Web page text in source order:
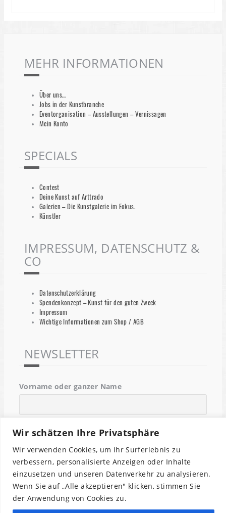
Wir schätzen Ihre Privatsphäre
Wir verwenden Cookies, um Ihr Surferlebnis zu
verbessern, personalisierte Anzeigen oder Inhalte
einzusetzen und unseren Datenverkehr zu analysieren.
Wenn Sie auf „Alle akzeptieren" klicken, stimmen Sie
der Anwendung von Cookies zu.
MEHR INFORMATIONEN
Über uns…
Jobs in der Kunstbranche
Eventorganisation – Ausstellungen – Vernissagen
Mein Konto
SPECIALS
Contest
Deine Kunst auf Arttrado
Galerien – Die Kunstgalerie im Fokus.
Künstler
IMPRESSUM, DATENSCHUTZ &
CO
Datenschutzerklärung
Spendenkonzept – Kunst für den guten Zweck
Impressum
Wichtige Informationen zum Shop / AGB
NEWSLETTER
Vorname oder ganzer Name
Indem Du fortfährst, akzeptierst Du unsere
Datenschutzerklärung.